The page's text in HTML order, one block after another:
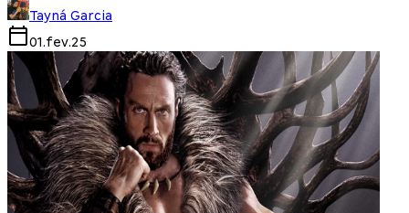
Tayná Garcia
01.fev.25